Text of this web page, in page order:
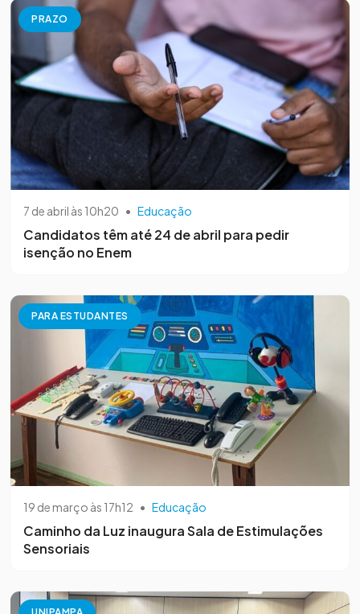
PRAZO
7 de abril às 10h20 • Educação
Candidatos têm até 24 de abril para pedir
isenção no Enem
PARA ESTUDANTES
19 de março às 17h12 • Educação
Caminho da Luz inaugura Sala de Estimulações
Sensoriais